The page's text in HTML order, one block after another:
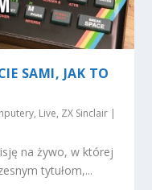
SAMI, JAK TO
, Live, ZX Sinclair |
na żywo, w której
tytułom,...